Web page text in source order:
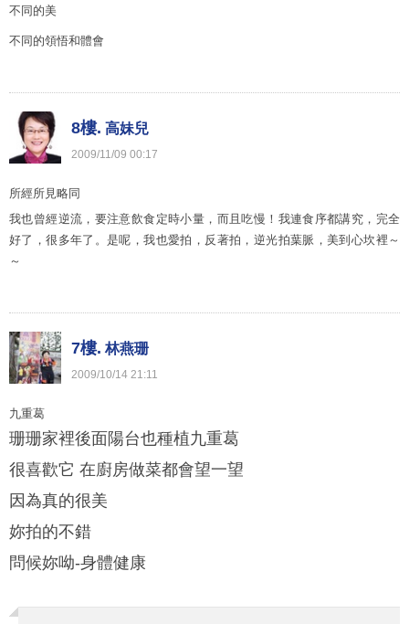
不同的美
不同的領悟和體會
8樓. 高妹兒
2009/11/09 00:17
所經所見略同
我也曾經逆流，要注意飲食定時小量，而且吃慢！我連食序都講究，完全
好了，很多年了。是呢，我也愛拍，反著拍，逆光拍葉脈，美到心坎裡～
～
7樓. 林燕珊
2009/10/14 21:11
九重葛
珊珊家裡後面陽台也種植九重葛
很喜歡它 在廚房做菜都會望一望
因為真的很美
妳拍的不錯
問候妳呦-身體健康